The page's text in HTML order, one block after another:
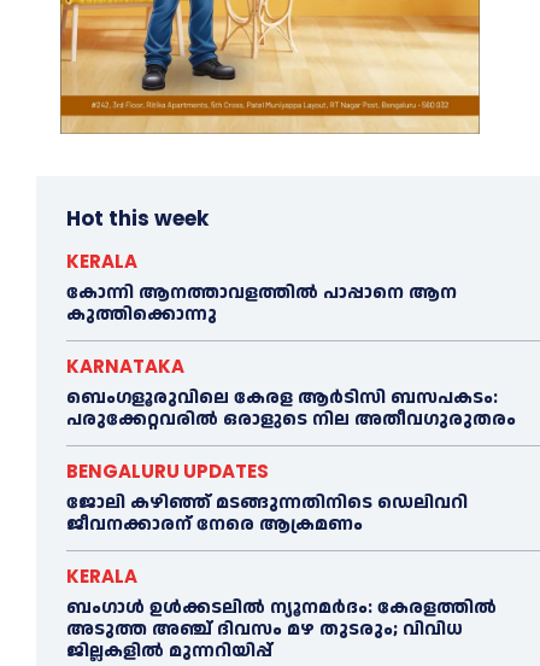
Hot this week
KERALA
കോന്നി ആനത്താവളത്തില്‍ പാപ്പാനെ ആന
കുത്തിക്കൊന്നു
KARNATAKA
ബെംഗളൂരുവിലെ കേരള ആര്‍ടിസി ബസപകടം:
പരുക്കേറ്റവരില്‍ ഒരാളുടെ നില അതീവഗുരുതരം
BENGALURU UPDATES
ജോലി കഴിഞ്ഞ് മടങ്ങുന്നതിനിടെ ഡെലിവറി
ജീവനക്കാരന് നേരെ ആക്രമണം
KERALA
ബംഗാൾ ഉൾക്കടലിൽ ന്യൂനമർദം: കേരളത്തിൽ
അടുത്ത അഞ്ച് ദിവസം മഴ തുടരും; വിവിധ
ജില്ലകളിൽ മുന്നറിയിപ്പ്